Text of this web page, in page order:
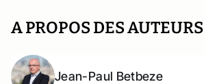
A PROPOS DES AUTEURS
Jean-Paul Betbeze